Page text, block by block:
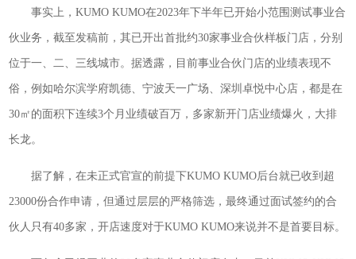
事实上，KUMO KUMO在2023年下半年已开始小范围测试事业合
伙业务，截至发稿前，其已开出首批约30家事业合伙样板门店，分别
位于一、二、三线城市。据透露，目前事业合伙门店的业绩表现不
俗，例如哈尔滨学府凯德、宁波天一广场、深圳卓悦中心店，都是在
30㎡的面积下连续3个月业绩破百万，多家新开门店业绩爆火，大排
长龙。
据了解，在未正式官宣的前提下KUMO KUMO后台就已收到超
23000份合作申请，但通过层层的严格筛选，最终通过面试签约的合
伙人只有40多家，开店速度对于KUMO KUMO来说并不是首要目标。